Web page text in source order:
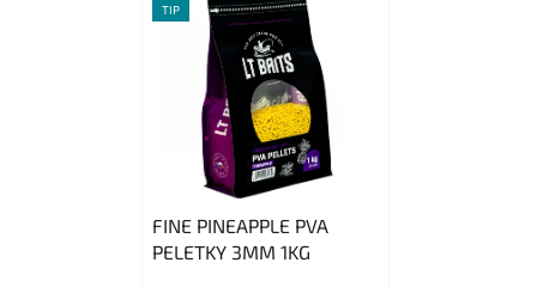
TIP
FINE PINEAPPLE PVA
PELETKY 3MM 1KG